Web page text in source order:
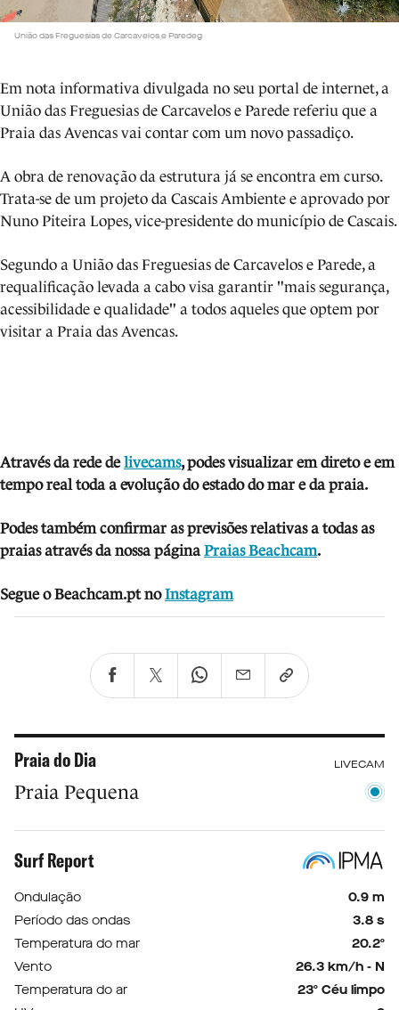
União das Freguesias de Carcavelos e Paredeg
Em nota informativa divulgada no seu portal de internet, a
União das Freguesias de Carcavelos e Parede referiu que a
Praia das Avencas vai contar com um novo passadiço.
A obra de renovação da estrutura já se encontra em curso.
Trata-se de um projeto da Cascais Ambiente e aprovado por
Nuno Piteira Lopes, vice-presidente do município de Cascais.
Segundo a União das Freguesias de Carcavelos e Parede, a
requalificação levada a cabo visa garantir "mais segurança,
acessibilidade e qualidade" a todos aqueles que optem por
visitar a Praia das Avencas.
Através da rede delivecams, podes visualizar em direto e em
tempo real toda a evolução do estado do mar e da praia.
Podes também confirmar as previsões relativas a todas as
praias através da nossa páginaPraias Beachcam.
Segue o Beachcam.pt no Instagram
Praia do Dia LIVECAM
Praia Pequena
Surf Report
Ondulação
0.9 m
Período das ondas
3.8 s
Temperatura do mar
20.2º
Vento
26.3 km/h - N
Temperatura do ar
23º Céu limpo